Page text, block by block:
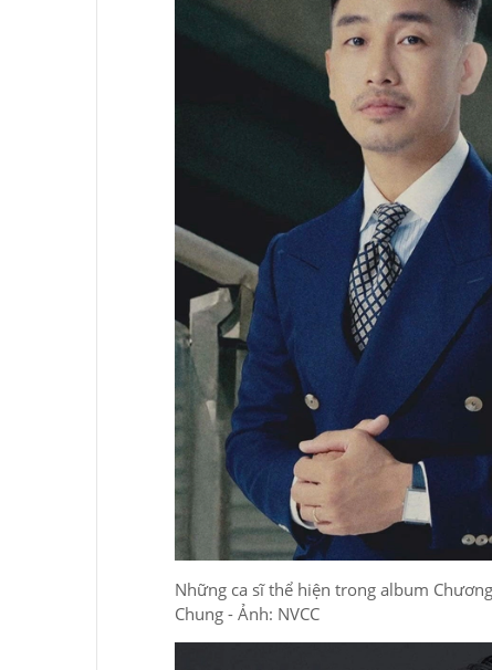
Những ca sĩ thể hiện trong album
Chung - Ảnh: NVCC